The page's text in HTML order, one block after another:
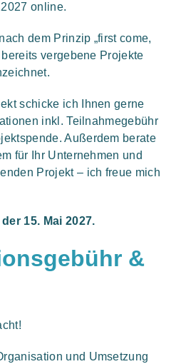
online.
dem Prinzip „first come,
vergebene Projekte
schicke ich Ihnen gerne
inkl. Teilnahmegebühr
Außerdem berate
für Ihr Unternehmen und
Projekt – ich freue mich
15. Mai 2027.
&
und Umsetzung